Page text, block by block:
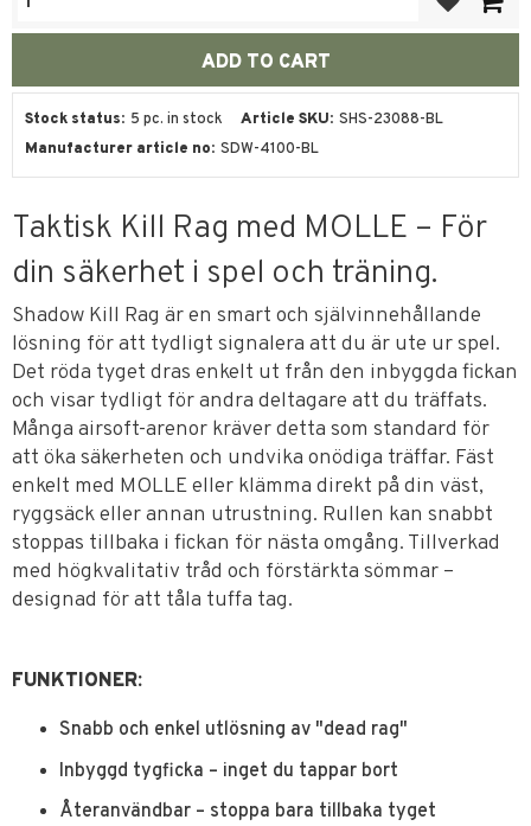
Stock status 5 pc. in stock Article SKU SHS-23088-BL
Manufacturer article no SDW-4100-BL
Taktisk Kill Rag med MOLLE – För
din säkerhet i spel och träning.
Shadow Kill Rag är en smart och självinnehållande
lösning för att tydligt signalera att du är ute ur spel.
Det röda tyget dras enkelt ut från den inbyggda fickan
och visar tydligt för andra deltagare att du träffats.
Många airsoft-arenor kräver detta som standard för
att öka säkerheten och undvika onödiga träffar. Fäst
enkelt med MOLLE eller klämma direkt på din väst,
ryggsäck eller annan utrustning. Rullen kan snabbt
stoppas tillbaka i fickan för nästa omgång. Tillverkad
med högkvalitativ tråd och förstärkta sömmar –
designad för att tåla tuffa tag.
FUNKTIONER:
Snabb och enkel utlösning av "dead rag"
Inbyggd tygficka – inget du tappar bort
Återanvändbar – stoppa bara tillbaka tyget